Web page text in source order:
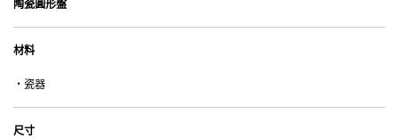
*不可直接用於熱源上
陶瓷圓形盤
材料
・瓷器
尺寸